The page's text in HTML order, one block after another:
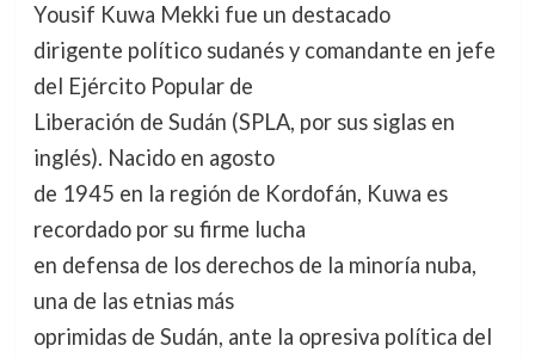
Yousif Kuwa Mekki fue un destacado
dirigente político sudanés y comandante en jefe
del Ejército Popular de
Liberación de Sudán (SPLA, por sus siglas en
inglés). Nacido en agosto
de 1945 en la región de Kordofán, Kuwa es
recordado por su firme lucha
en defensa de los derechos de la minoría nuba,
una de las etnias más
oprimidas de Sudán, ante la opresiva política del